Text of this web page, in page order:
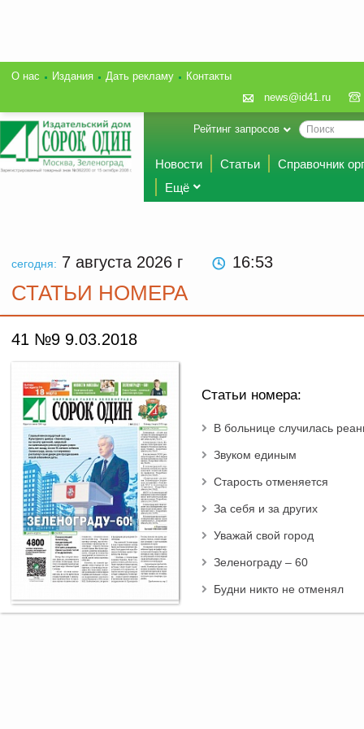
О нас Издания Дать рекламу
Контакты
news@id41.ru
Рейтинг запросов
Новости Статьи
Справочник
Ещё
сегодня: 7 августа 2026 г 16 53
СТАТЬИ НОМЕРА
41 №9 9.03.2018
Статьи номера:
В больнице случилась
Звуком единым
Старость отменяется
За себя и за других
Уважай свой город
Зеленограду – 60
Будни никто не отменял